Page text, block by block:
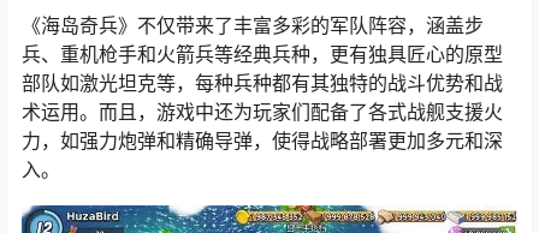
《海岛奇兵》不仅带来了丰富多彩的军队阵容，涵盖步
兵、重机枪手和火箭兵等经典兵种，更有独具匠心的原型
部队如激光坦克等，每种兵种都有其独特的战斗优势和战
术运用。而且，游戏中还为玩家们配备了各式战舰支援火
力，如强力炮弹和精确导弹，使得战略部署更加多元和深
入。